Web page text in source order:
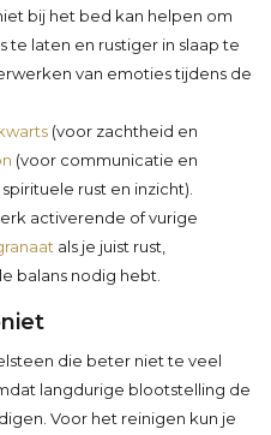
bij het bed kan helpen om
te laten en rustiger in slaap te
van emoties tijdens de
(voor zachtheid en
(voor communicatie en
rust en inzicht).
activerende of vurige
als je juist rust,
balans nodig hebt.
die beter niet te veel
langdurige blootstelling de
Voor het reinigen kun je